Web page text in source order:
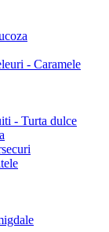
- Caramele
- Turta dulce